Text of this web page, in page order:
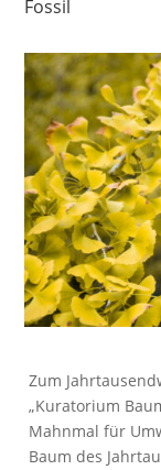
Fossil
Zum
„Kuratorium
Mahnmal für
Baum des